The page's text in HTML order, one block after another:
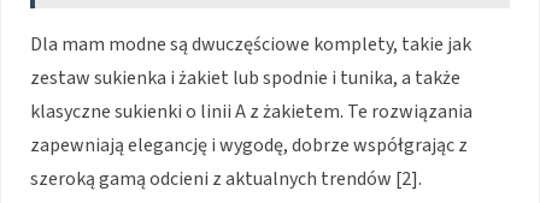
Dla mam modne są dwuczęściowe komplety, takie jak
zestaw sukienka i żakiet lub spodnie i tunika, a także
klasyczne sukienki o linii A z żakietem. Te rozwiązania
zapewniają elegancję i wygodę, dobrze współgrając z
szeroką gamą odcieni z aktualnych trendów [2].